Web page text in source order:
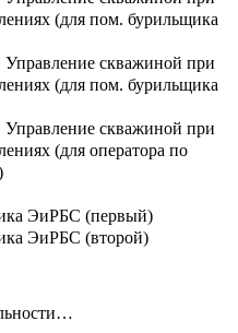
(для пом. бурильщика
скважиной при
(для пом. бурильщика
скважиной при
(для оператора по
ЭиРБС (первый)
ЭиРБС (второй)